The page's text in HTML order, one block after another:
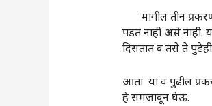
मागील तीन
पडत नाही असे नाही.
दिसतात व तसे ते
आता या व पुढील
हे समजावून घेऊ.